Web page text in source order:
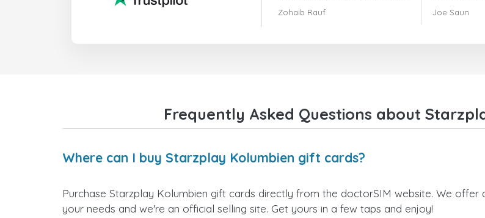
umgehend bearbeitet.
Zohaib Rauf
gelöst.
Joe Saun
Frequently Asked Questions about
Where can I buy Starzplay Kolumbien gift cards?
Purchase Starzplay Kolumbien gift cards directly from the doctorSIM website. We
your needs and we're an official selling site. Get yours in a few taps and enjoy!